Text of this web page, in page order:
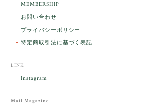
た人に幸せが訪れる」という言い伝え
パサラン。とっても素敵です。メッセ
憶違いもありましたが、またいつかお
した。
をあたたかく迎え入れてくださ
MEMBERSHIP
お問い合わせ
プライバシーポリシー
特定商取引法に基づく表記
LINK
Instagram
Mail Magazine